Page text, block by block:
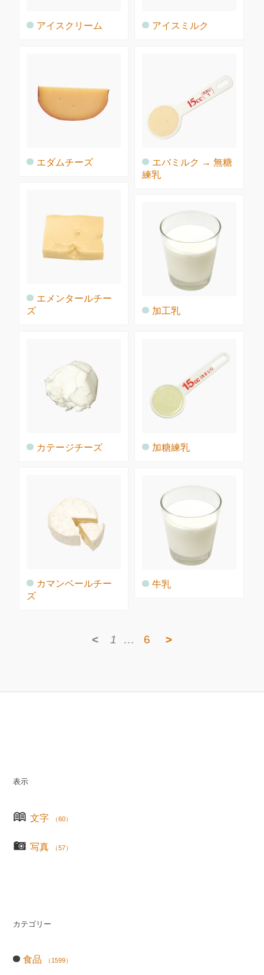
アイスクリーム アイスミルク
エダムチーズ
エバミルク → 無糖
練乳
エメンタールチー
ズ
加工乳
カテージチーズ 加糖練乳
カマンベールチー
ズ
牛乳
< 1 … 6 >
表示
文字 （60）
写真 （57）
カテゴリー
食品 （1599）